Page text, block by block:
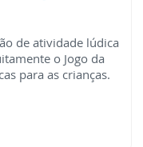
de atividade lúdica
o Jogo da
para as crianças.